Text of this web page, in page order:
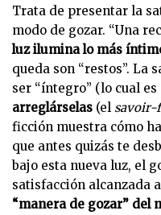
Trata de presentar la
modo de gozar. “Una
luz ilumina lo más
queda son “restos”. La
ser “íntegro” (lo cual
arreglárselas (el savoir-
ficción muestra cómo
que antes quizás te
bajo esta nueva luz, el
satisfacción alcanzada
“manera de gozar” del